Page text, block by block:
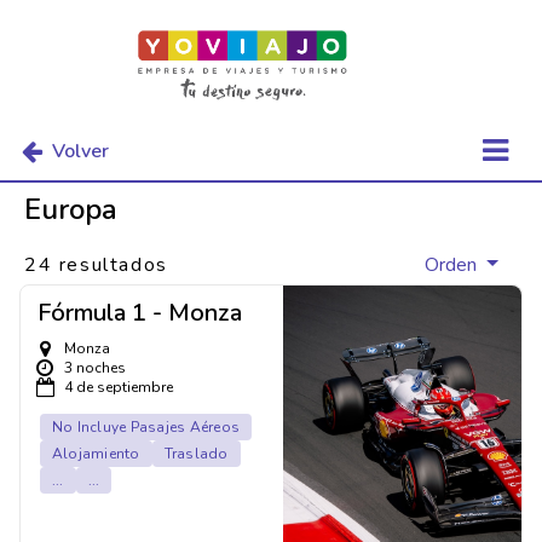
Volver
Europa
24 resultados Orden
Fórmula 1 - Monza
Monza
3 noches
4 de septiembre
No Incluye Pasajes Aéreos
Alojamiento
Traslado
...
...